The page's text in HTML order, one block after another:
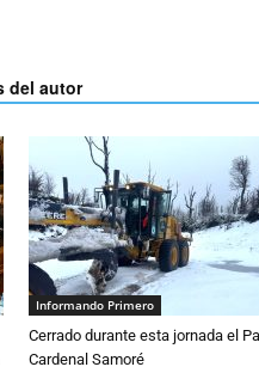
del autor
Informando Primero
Cerrado durante esta jornada el
Cardenal Samoré